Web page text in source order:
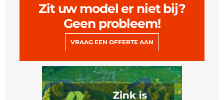
Zit uw model er niet bij?
Geen probleem!
VRAAG EEN OFFERTE AAN